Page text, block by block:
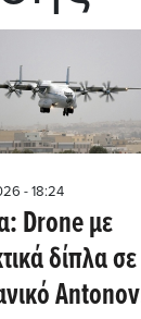
- 18:24
Drone με
δίπλα σε
Antonov